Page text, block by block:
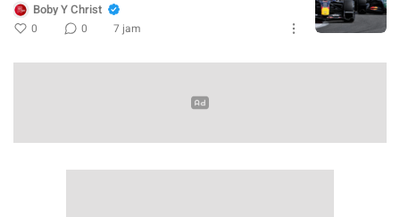
Boby Y Christ
0 0 7 jam